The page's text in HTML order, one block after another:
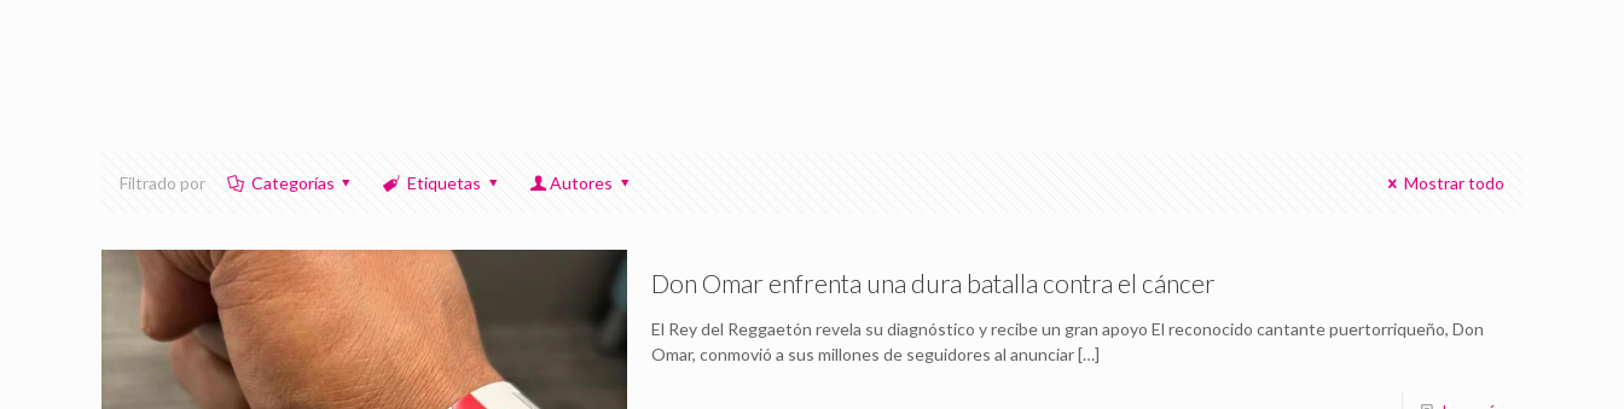
Filtrado por Categorías Etiquetas Autores Mostrar todo
Don Omar enfrenta una dura batalla contra el cáncer
El Rey del Reggaetón revela su diagnóstico y recibe un gran apoyo El reconocido cantante puertorriqueño, Don
Omar, conmovió a sus millones de seguidores al anunciar[…]